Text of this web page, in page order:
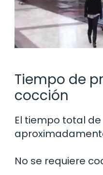
Tiempo de
cocción
El tiempo total
No se requiere